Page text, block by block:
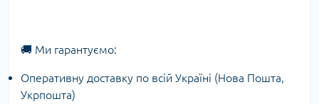
🚚 Ми гарантуємо:
Оперативну доставку по всій Україні (Нова Пошта,
Укрпошта)